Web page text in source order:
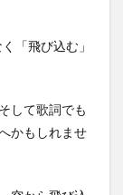
「飛び込む」
して歌詞でも
かもしれませ